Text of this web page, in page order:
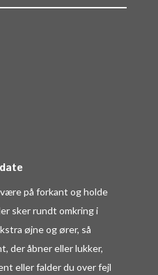
på forkant og holde
sker rundt omkring i
øjne og ører, så
der åbner eller lukker,
eller falder du over fejl